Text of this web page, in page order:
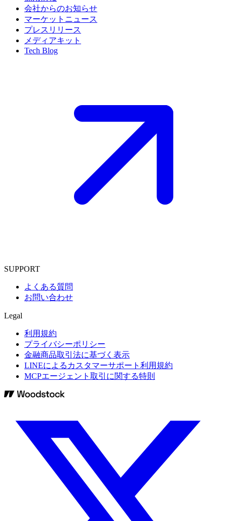
会社からのお知らせ
マーケットニュース
プレスリリース
メディアキット
Tech Blog
SUPPORT
よくある質問
お問い合わせ
Legal
利用規約
プライバシーポリシー
金融商品取引法に基づく表示
LINEによるカスタマーサポート利用規約
MCPエージェント取引に関する特則